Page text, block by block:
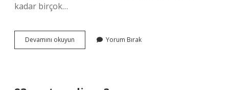
kadar birçok…
Devamını okuyun
ürünlerinin
Yorum Bırak